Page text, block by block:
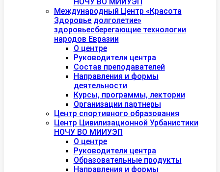
Международный Центр «Красота
Здоровье долголетие»
здоровьесберегающие технологии
народов Евразии
О центре
Руководители центра
Состав преподавателей
Направления и формы
деятельности
Курсы, программы, лектории
Организации партнеры
Центр спортивного образования
Центр Цивилизационной Урбанистики
НОЧУ ВО МИИУЭП
О центре
Руководители центра
Образовательные продукты
Направления и формы